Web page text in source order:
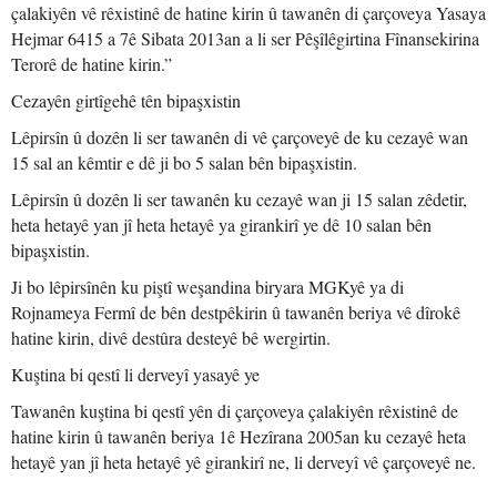
çalakiyên vê rêxistinê de hatine kirin û tawanên di çarçoveya Yasaya
Hejmar 6415 a 7ê Sibata 2013an a li ser Pêşîlêgirtina Fînansekirina
Terorê de hatine kirin.”
Cezayên girtîgehê tên bipaşxistin
Lêpirsîn û dozên li ser tawanên di vê çarçoveyê de ku cezayê wan
15 sal an kêmtir e dê ji bo 5 salan bên bipaşxistin.
Lêpirsîn û dozên li ser tawanên ku cezayê wan ji 15 salan zêdetir,
heta hetayê yan jî heta hetayê ya girankirî ye dê 10 salan bên
bipaşxistin.
Ji bo lêpirsînên ku piştî weşandina biryara MGKyê ya di
Rojnameya Fermî de bên destpêkirin û tawanên beriya vê dîrokê
hatine kirin, divê destûra desteyê bê wergirtin.
Kuştina bi qestî li derveyî yasayê ye
Tawanên kuştina bi qestî yên di çarçoveya çalakiyên rêxistinê de
hatine kirin û tawanên beriya 1ê Hezîrana 2005an ku cezayê heta
hetayê yan jî heta hetayê yê girankirî ne, li derveyî vê çarçoveyê ne.